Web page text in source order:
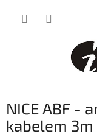
NICE ABF -
kabelem 3m